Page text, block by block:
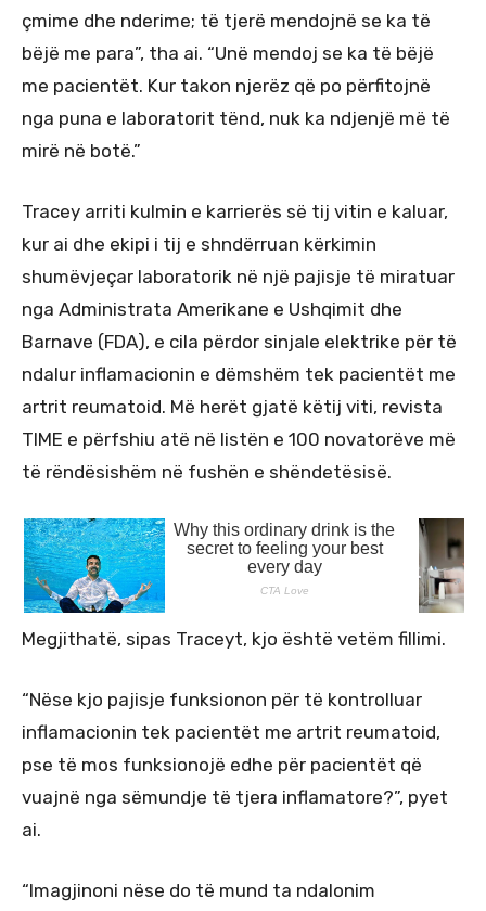
çmime dhe nderime; të tjerë mendojnë se ka të
bëjë me para”, tha ai. “Unë mendoj se ka të bëjë
me pacientët. Kur takon njerëz që po përfitojnë
nga puna e laboratorit tënd, nuk ka ndjenjë më të
mirë në botë.”
Tracey arriti kulmin e karrierës së tij vitin e kaluar,
kur ai dhe ekipi i tij e shndërruan kërkimin
shumëvjeçar laboratorik në një pajisje të miratuar
nga Administrata Amerikane e Ushqimit dhe
Barnave (FDA), e cila përdor sinjale elektrike për të
ndalur inflamacionin e dëmshëm tek pacientët me
artrit reumatoid. Më herët gjatë këtij viti, revista
TIME e përfshiu atë në listën e 100 novatorëve më
të rëndësishëm në fushën e shëndetësisë.
Megjithatë, sipas Traceyt, kjo është vetëm fillimi.
“Nëse kjo pajisje funksionon për të kontrolluar
inflamacionin tek pacientët me artrit reumatoid,
pse të mos funksionojë edhe për pacientët që
vuajnë nga sëmundje të tjera inflamatore?”, pyet
ai.
“Imagjinoni nëse do të mund ta ndalonim